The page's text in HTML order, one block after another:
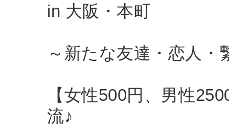
in 大阪・本町
～新たな友達・恋人
【女性500円、男性
流♪